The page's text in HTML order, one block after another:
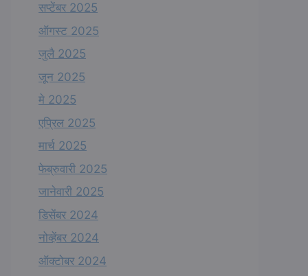
सप्टेंबर 2025
ऑगस्ट 2025
जुलै 2025
जून 2025
मे 2025
एप्रिल 2025
मार्च 2025
फेब्रुवारी 2025
जानेवारी 2025
डिसेंबर 2024
नोव्हेंबर 2024
ऑक्टोबर 2024